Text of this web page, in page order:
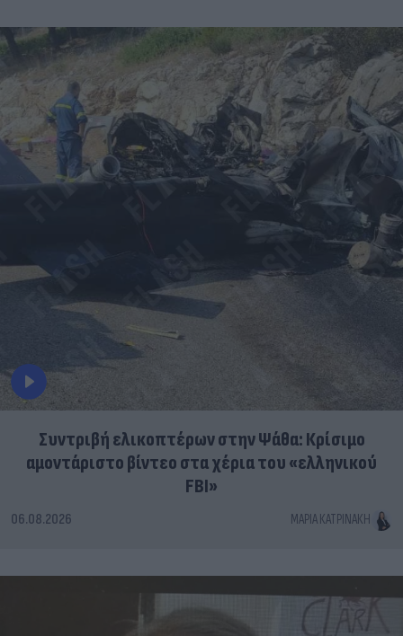
Συντριβή ελικοπτέρων στην Ψάθα: Κρίσιμο
αμοντάριστο βίντεο στα χέρια του «ελληνικού
FBI»
06.08.2026 ΜΑΡΊΑ ΚΑΤΡΙΝΆΚΗ